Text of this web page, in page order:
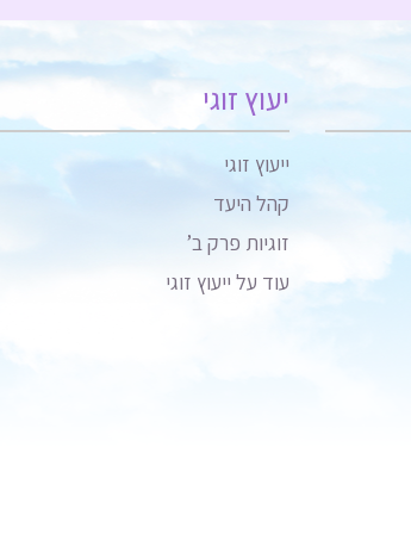
יעוץ זוגי
ייעוץ זוגי
קהל היעד
זוגיות פרק ב’
עוד על ייעוץ זוגי